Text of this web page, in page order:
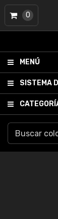
MENÚ
SISTEMA
0